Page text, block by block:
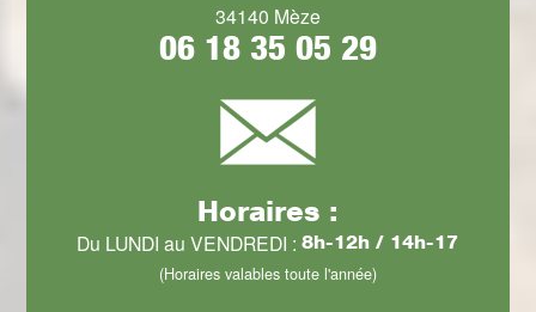
34140 Mèze
06 18 35 05 29
Horaires :
Du LUNDI au VENDREDI :8h-12h / 14h-17
(Horaires valables toute l'année)